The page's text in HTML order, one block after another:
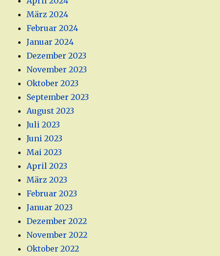
März 2024
Februar 2024
Januar 2024
Dezember 2023
November 2023
Oktober 2023
September 2023
August 2023
Juli 2023
Juni 2023
Mai 2023
April 2023
März 2023
Februar 2023
Januar 2023
Dezember 2022
November 2022
Oktober 2022